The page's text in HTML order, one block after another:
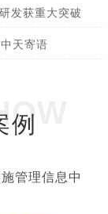
发获重大突破
天寄语
例
管理信息中